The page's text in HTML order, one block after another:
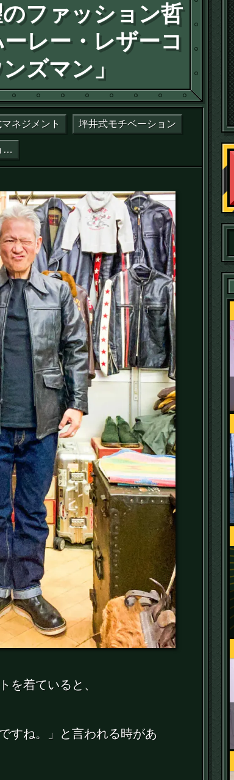
ファッション哲
レー・レザーコ
ズマン」
ネジメント 坪井式モチベーション
憧れと絶望のファッション哲学
を着ていると、
すね。」と言われる時があ